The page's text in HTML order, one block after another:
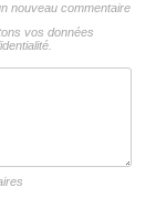
nouveau commentaire
vos données